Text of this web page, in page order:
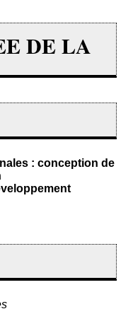
DE LA
: conception de